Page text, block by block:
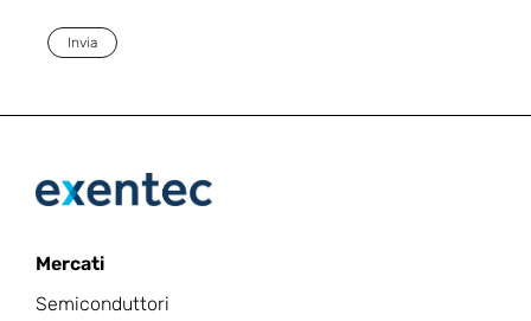
Invia
Mercati
Semiconduttori